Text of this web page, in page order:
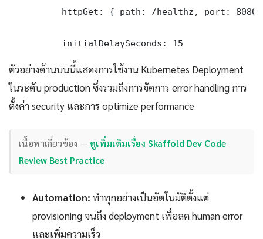
httpGet: { path: /healthz, port: 8080
          initialDelaySeconds: 15
ตัวอย่างด้านบนนี้แสดงการใช้งาน Kubernetes Deployment
ในระดับ production ซึ่งรวมถึงการจัดการ error handling การ
ตั้งค่า security และการ optimize performance
เนื้อหาเกี่ยวข้อง — ดูเพิ่มเติมเรื่อง Skaffold Dev Code
Review Best Practice
Automation: ทำทุกอย่างเป็นอัตโนมัติตั้งแต่
provisioning จนถึง deployment เพื่อลด human error
และเพิ่มความเร็ว